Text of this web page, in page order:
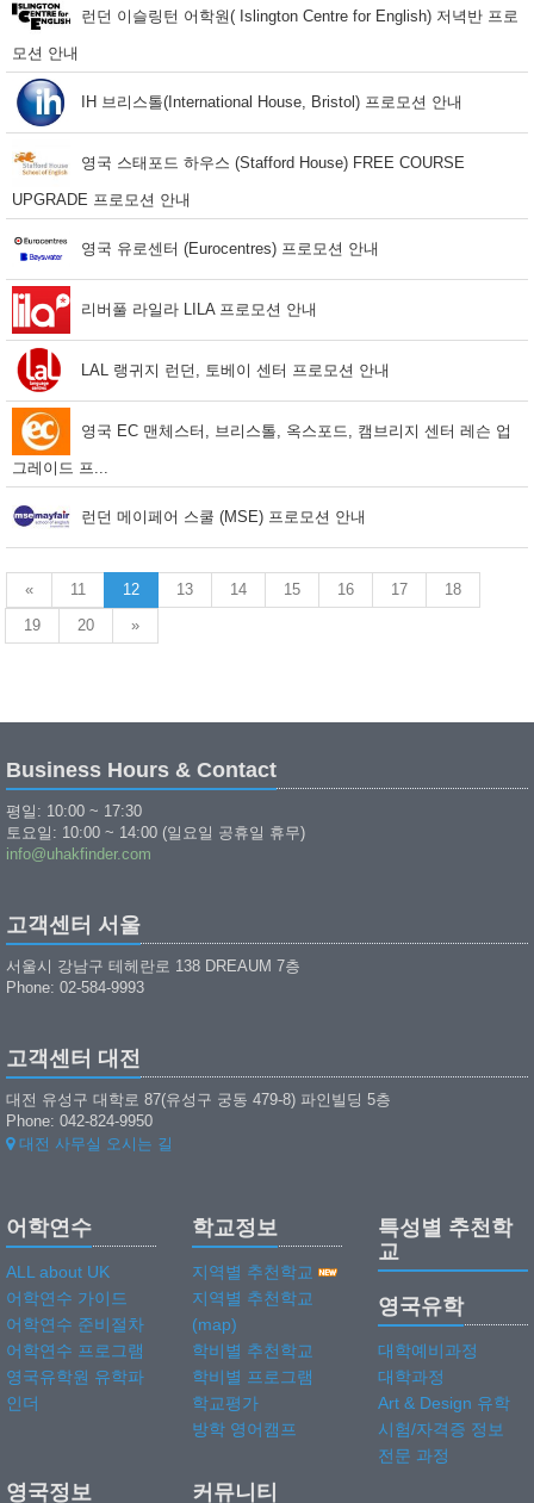
런던 이슬링턴 어학원( Islington Centre for English) 저녁반 프로
모션 안내
IH 브리스톨(International House, Bristol) 프로모션 안내
영국 스태포드 하우스 (Stafford House) FREE COURSE
UPGRADE 프로모션 안내
영국 유로센터 (Eurocentres) 프로모션 안내
리버풀 라일라 LILA 프로모션 안내
LAL 랭귀지 런던, 토베이 센터 프로모션 안내
영국 EC 맨체스터, 브리스톨, 옥스포드, 캠브리지 센터 레슨 업
그레이드 프...
런던 메이페어 스쿨 (MSE) 프로모션 안내
« 11 12 13 14 15 16 17
18
19
20 »
Business Hours & Contact
평일: 10:00 ~ 17:30
토요일: 10:00 ~ 14:00 (일요일 공휴일 휴무)
info@uhakfinder.com
고객센터 서울
서울시 강남구 테헤란로 138 DREAUM 7층
Phone: 02-584-9993
고객센터 대전
대전 유성구 대학로 87(유성구 궁동 479-8) 파인빌딩 5층
Phone: 042-824-9950
대전 사무실 오시는 길
어학연수
ALL about UK
어학연수 가이드
어학연수 준비절차
어학연수 프로그램
영국유학원 유학파
인더
학교정보
지역별 추천학교
지역별 추천학교
(map)
학비별 추천학교
학비별 프로그램
학교평가
방학 영어캠프
특성별 추천학
교
영국유학
대학예비과정
대학과정
Art & Design 유학
시험/자격증 정보
전문 과정
영국정보 커뮤니티